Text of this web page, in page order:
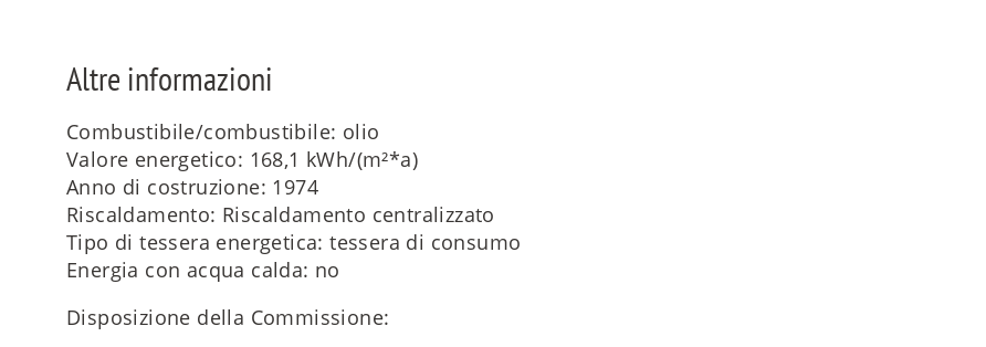
Altre informazioni
Combustibile/combustibile: olio
Valore energetico: 168,1 kWh/(m²*a)
Anno di costruzione: 1974
Riscaldamento: Riscaldamento centralizzato
Tipo di tessera energetica: tessera di consumo
Energia con acqua calda: no
Disposizione della Commissione: